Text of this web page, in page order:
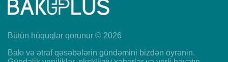
Bütün hüquqlar qorunur © 2026
Bakı və ətraf qəsəbələrin gündəmini bizdən öyrənin.